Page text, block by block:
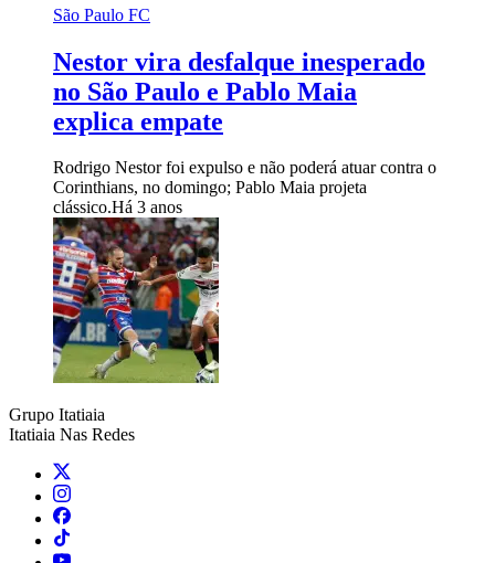
São Paulo FC
Nestor vira desfalque inesperado
no São Paulo e Pablo Maia
explica empate
Rodrigo Nestor foi expulso e não poderá atuar contra o
Corinthians, no domingo; Pablo Maia projeta
clássico.Há 3 anos
Grupo Itatiaia
Itatiaia Nas Redes